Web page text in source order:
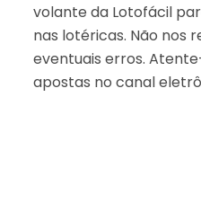
volante da Lotofácil
nas lotéricas. Não nos
eventuais erros.
apostas no canal